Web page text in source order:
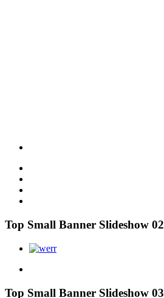
Top Small Banner Slideshow 02
Top Small Banner Slideshow 03